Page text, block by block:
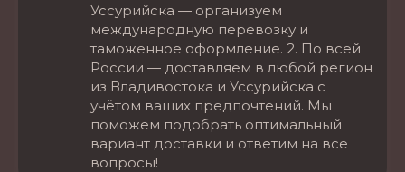
Уссурийска — организуем
международную перевозку и
таможенное оформление. 2. По всей
России — доставляем в любой регион
из Владивостока и Уссурийска с
учётом ваших предпочтений. Мы
поможем подобрать оптимальный
вариант доставки и ответим на все
вопросы!